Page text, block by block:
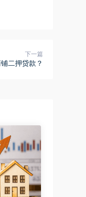
下一篇
二押贷款？